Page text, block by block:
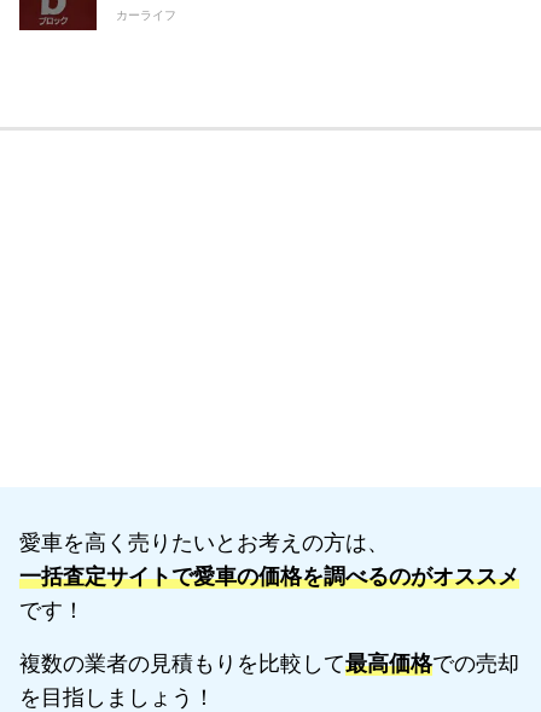
カーライフ
愛車を高く売りたいとお考えの方は、
一括査定サイトで愛車の価格を調べるのがオススメ
です！
複数の業者の見積もりを比較して最高価格での売却
を目指しましょう！